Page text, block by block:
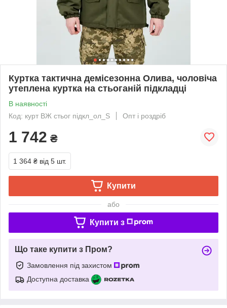
Куртка тактична демісезонна Олива, чоловіча
утеплена куртка на стьоганій підкладці
В наявності
Код: курт ВЖ стьог підкл_ол_S
Опт і роздріб
1 742 ₴
1 364 ₴ від 5 шт.
Купити
або
Купити з
Що таке купити з Пром?
Замовлення під захистом
Доступна доставка